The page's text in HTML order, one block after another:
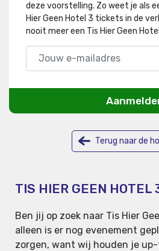
deze voorstelling. Zo weet je als
Hier Geen Hotel 3 tickets in de
nooit meer een Tis Hier Geen
Terug naar de
TIS HIER GEEN HOTEL
Ben jij op zoek naar Tis Hier
alleen is er nog evenement
zorgen, want wij houden je